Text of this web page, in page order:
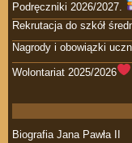
Podręczniki 2026/2027.
Rekrutacja do szkół
Nagrody i obowiązki
Wolontariat 2025/2026
Biografia Jana Pawła II